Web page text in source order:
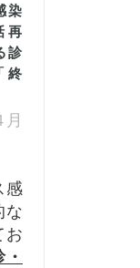
染
再
診
終
感
な
お